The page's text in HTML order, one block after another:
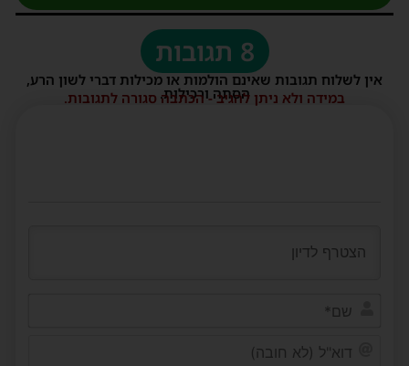
8 תגובות
אין לשלוח תגובות שאינם הולמות או מכילות דברי לשון הרע,
הסתה ורכילות.
במידה ולא ניתן להגיב - הכתבה סגורה לתגובות.